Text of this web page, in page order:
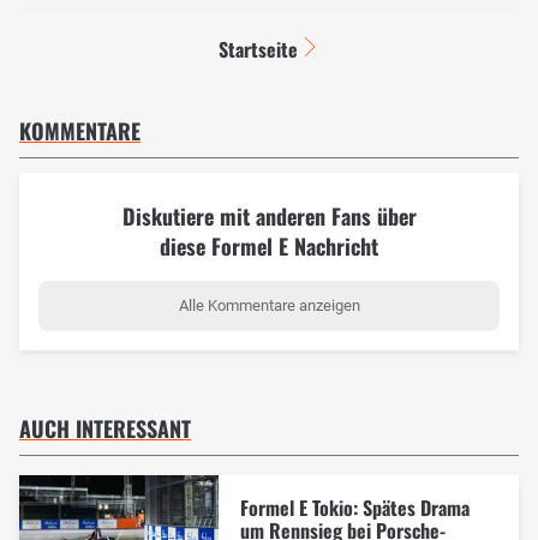
Startseite
KOMMENTARE
Diskutiere mit anderen Fans über
diese Formel E Nachricht
Alle Kommentare anzeigen
AUCH INTERESSANT
Formel E Tokio: Spätes Drama
um Rennsieg bei Porsche-